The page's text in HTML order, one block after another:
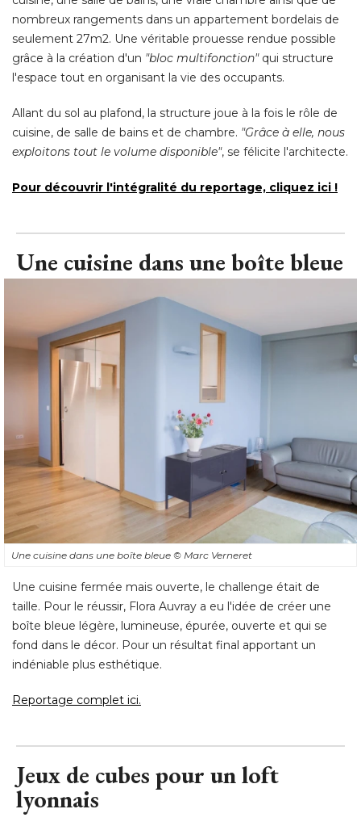
nombreux rangements dans un appartement bordelais de
seulement 27m2. Une véritable prouesse rendue possible
grâce à la création d'un "bloc multifonction" qui structure
l'espace tout en organisant la vie des occupants.
Allant du sol au plafond, la structure joue à la fois le rôle de
cuisine, de salle de bains et de chambre. "Grâce à elle, nous
exploitons tout le volume disponible", se félicite l'architecte.
Pour découvrir l'intégralité du reportage, cliquez ici !
Une cuisine dans une boîte bleue
Une cuisine dans une boîte bleue © Marc Verneret
Une cuisine fermée mais ouverte, le challenge était de
taille. Pour le réussir, Flora Auvray a eu l'idée de créer une
boîte bleue légère, lumineuse, épurée, ouverte et qui se
fond dans le décor. Pour un résultat final apportant un
indéniable plus esthétique.
Reportage complet ici.
Jeux de cubes pour un loft
lyonnais